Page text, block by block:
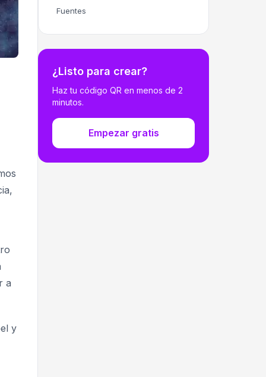
a
y
Fuentes
¿Listo para crear?
Haz tu código QR en menos de 2
minutos.
Empezar gratis